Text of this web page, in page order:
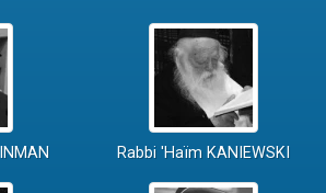
Rabbi 'Haïm KANIEWSKI